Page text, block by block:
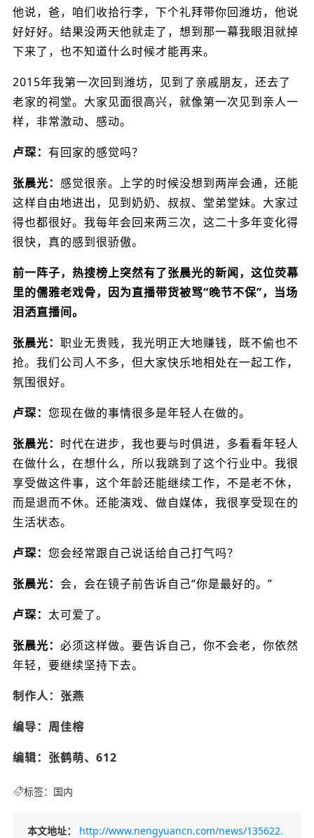
他说，爸，咱们收拾行李，下个礼拜带你回潍坊，他说
好好好。结果没两天他就走了，想到那一幕我眼泪就掉
下来了，也不知道什么时候才能再来。
2015年我第一次回到潍坊，见到了亲戚朋友，还去了
老家的祠堂。大家见面很高兴，就像第一次见到亲人一
样，非常激动、感动。
卢琛： 有回家的感觉吗？
张晨光： 感觉很亲。上学的时候没想到两岸会通，还能
这样自由地进出，见到奶奶、叔叔、堂弟堂妹。大家过
得也都很好。我每年会回来两三次，这二十多年变化得
很快，真的感到很骄傲。
前一阵子，热搜榜上突然有了张晨光的新闻，这位荧幕
里的儒雅老戏骨，因为直播带货被骂“晚节不保”，当场
泪洒直播间。
张晨光： 职业无贵贱，我光明正大地赚钱，既不偷也不
抢。我们公司人不多，但大家快乐地相处在一起工作，
氛围很好。
卢琛： 您现在做的事情很多是年轻人在做的。
张晨光： 时代在进步，我也要与时俱进，多看看年轻人
在做什么，在想什么，所以我跳到了这个行业中。我很
享受做这件事，这个年龄还能继续工作，不是老不休，
而是退而不休。还能演戏、做自媒体，我很享受现在的
生活状态。
卢琛： 您会经常跟自己说话给自己打气吗？
张晨光： 会，会在镜子前告诉自己“你是最好的。”
卢琛： 太可爱了。
张晨光： 必须这样做。要告诉自己，你不会老，你依然
年轻，要继续坚持下去。
制作人：张燕
编导：周佳榕
编辑：张鹤萌、612
标签： 国内
本文地址：
http://www.nengyuancn.com/news/135622.